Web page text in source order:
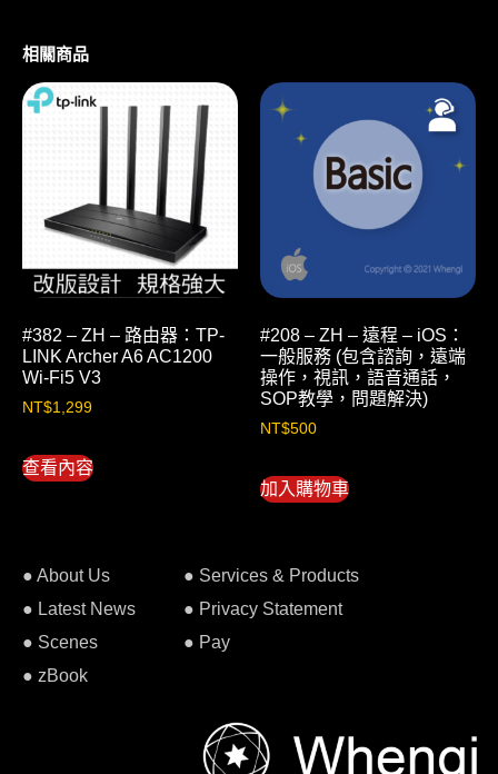
相關商品
#382 – ZH – 路由器：TP-
LINK Archer A6 AC1200
Wi-Fi5 V3
NT$1,299
查看內容
#208 – ZH – 遠程 – iOS：
一般服務 (包含諮詢，遠端
操作，視訊，語音通話，
SOP教學，問題解決)
NT$500
加入購物車
● About Us
● Latest News
● Scenes
● zBook
● Services & Products
● Privacy Statement
● Pay